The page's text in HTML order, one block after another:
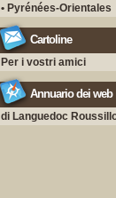
• Pyrénées-Orientales
Cartoline
Per i vostri amici
Annuario dei web
di Languedoc